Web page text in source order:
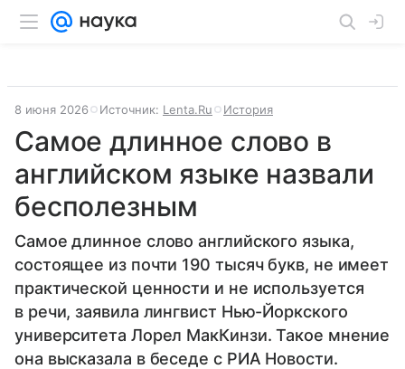
8 июня 2026 Источник: Lenta.Ru История
Самое длинное слово в
английском языке назвали
бесполезным
Самое длинное слово английского языка,
состоящее из почти 190 тысяч букв, не имеет
практической ценности и не используется
в речи, заявила лингвист Нью-Йоркского
университета Лорел МакКинзи. Такое мнение
она высказала в беседе с РИА Новости.